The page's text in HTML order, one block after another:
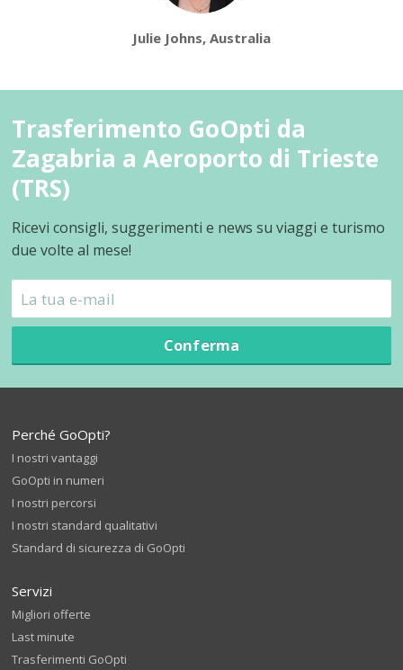
Julie Johns, Australia
Trasferimento GoOpti da
Zagabria a Aeroporto di Trieste
(TRS)
Ricevi consigli, suggerimenti e news su viaggi e turismo
due volte al mese!
Conferma
Perché GoOpti?
I nostri vantaggi
GoOpti in numeri
I nostri percorsi
I nostri standard qualitativi
Standard di sicurezza di GoOpti
Servizi
Migliori offerte
Last minute
Trasferimenti GoOpti